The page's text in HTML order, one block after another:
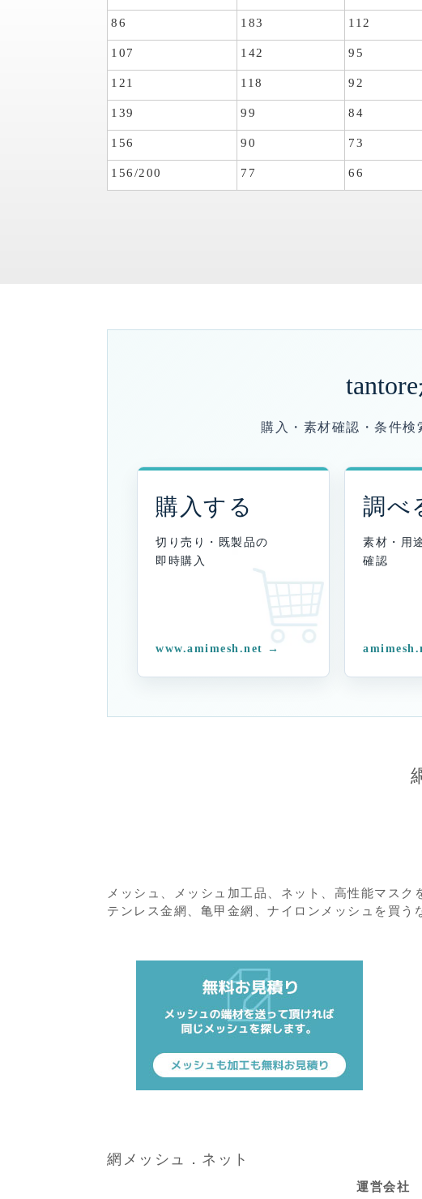
86 183 112
107 142 95
121 118 92
139 99 84
156 90 73
156/200 77 66
購入・素材確認・条件
購入する
切り売り・既製品の
即時購入
www.amimesh.net →
調べ
素材・用
確認
メッシュ、メッシュ加工品、ネット、高性能マス
テンレス金網、亀甲金網、ナイロンメッシュを買う
網メッシュ．ネット
運営会社